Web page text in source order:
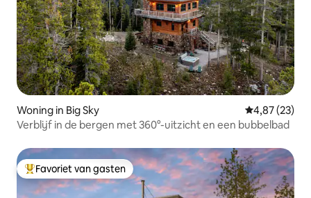
Woning in Big Sky Gemiddelde
4,87 (23)
Verblijf in de bergen met 360°-uitzicht en een bubbelbad
Topfavoriet van gasten
Favoriet van gasten